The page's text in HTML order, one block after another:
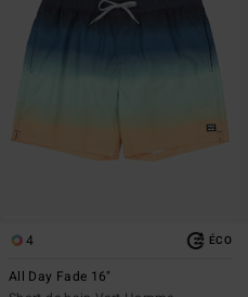
4 ÉCO
All Day Fade 16"